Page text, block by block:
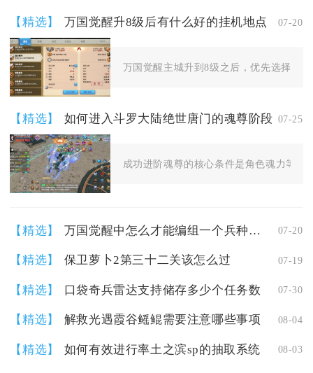
【精选】 万国觉醒升8级后有什么好的挂机地点 07-20
万国觉醒主城升到8级之后，优先选择联
【精选】 如何进入斗罗大陆绝世唐门的魂尊阶段 07-25
成功进阶魂尊的核心条件是角色魂力等级
【精选】 万国觉醒中怎么才能编组一个兵种部队 07-20
【精选】 保卫萝卜2第三十二关该怎么过 07-19
【精选】 口袋奇兵雷达支持储存多少个任务数 07-30
【精选】 解救光遇霞谷鳐鲲需要注意哪些事项 08-04
【精选】 如何有效进行率土之滨sp的抽取系统 08-03